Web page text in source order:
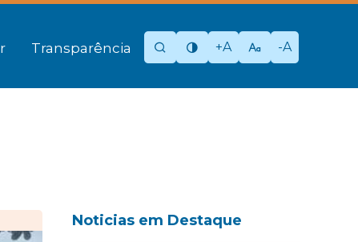
Transparência +A -A
Noticias em Destaque